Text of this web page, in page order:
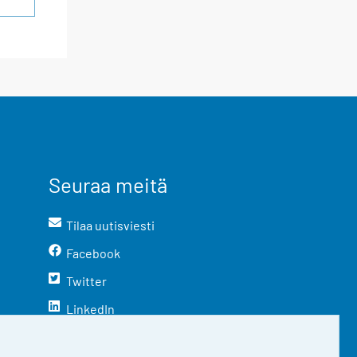
Seuraa meitä
Tilaa uutisviesti
Facebook
Twitter
LinkedIn